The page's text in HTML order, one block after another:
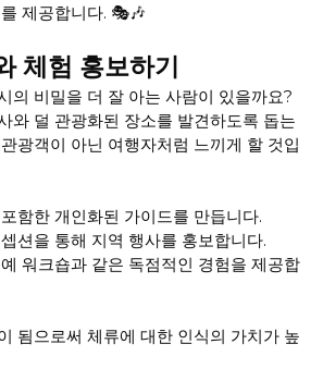
제공합니다. 🎭🎶
체험 홍보하기
의 비밀을 더 잘 아는 사람이 있을까요?
와 덜 관광화된 장소를 발견하도록 돕는
광객이 아닌 여행자처럼 느끼게 할 것입
함한 개인화된 가이드를 만듭니다.
션을 통해 지역 행사를 홍보합니다.
워크숍과 같은 독점적인 경험을 제공합
됨으로써 체류에 대한 인식의 가치가 높